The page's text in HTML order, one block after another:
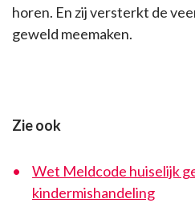
horen. En zij versterkt de
geweld meemaken.
Zie ook
Wet Meldcode huiselijk
kindermishandeling